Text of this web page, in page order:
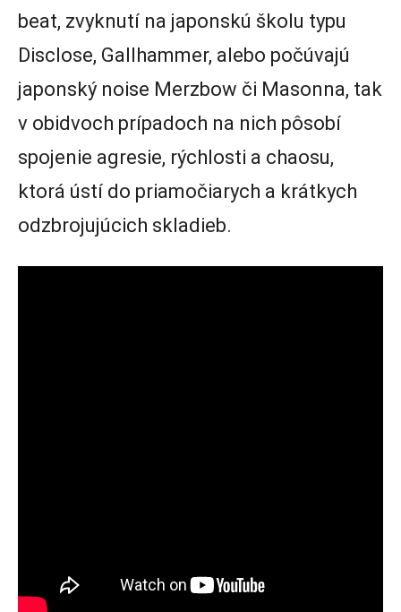
beat, zvyknutí na japonskú školu typu
Disclose, Gallhammer, alebo počúvajú
japonský noise Merzbow či Masonna, tak
v obidvoch prípadoch na nich pôsobí
spojenie agresie, rýchlosti a chaosu,
ktorá ústí do priamočiarych a krátkych
odzbrojujúcich skladieb.